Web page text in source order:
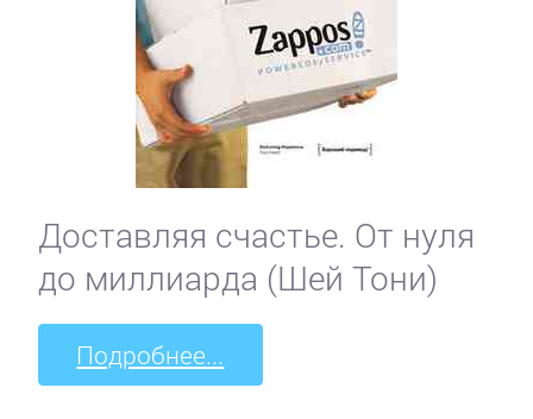
Доставляя счастье. От нуля
до миллиарда (Шей Тони)
Подробнее...